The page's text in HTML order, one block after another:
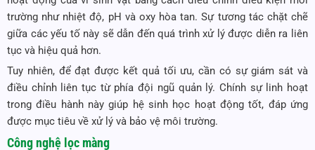
trường như nhiệt độ, pH và oxy hòa tan. Sự tương tác chặt chẽ
giữa các yếu tố này sẽ dẫn đến quá trình xử lý được diễn ra liên
tục và hiệu quả hơn.
Tuy nhiên, để đạt được kết quả tối ưu, cần có sự giám sát và
điều chỉnh liên tục từ phía đội ngũ quản lý. Chính sự linh hoạt
trong điều hành này giúp hệ sinh học hoạt động tốt, đáp ứng
được mục tiêu về xử lý và bảo vệ môi trường.
Công nghệ lọc màng